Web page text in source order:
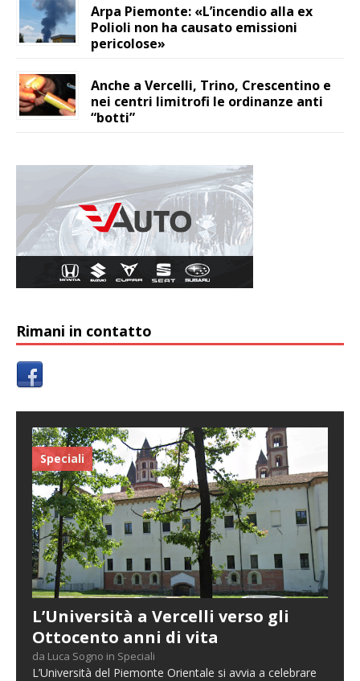
Arpa Piemonte: «L’incendio alla ex
Polioli non ha causato emissioni
pericolose»
Anche a Vercelli, Trino, Crescentino e
nei centri limitrofi le ordinanze anti
“botti”
Rimani in contatto
Speciali
L’Università a Vercelli verso gli
Ottocento anni di vita
da Luca Sogno in Speciali
L’Università del Piemonte Orientale si avvia a celebrare